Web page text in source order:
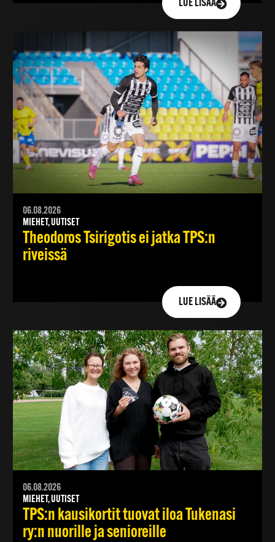
LUE LISÄÄ
06.08.2026
MIEHET, UUTISET
Theodoros Tsirigotis ei jatka TPS:n
riveissä
LUE LISÄÄ
06.08.2026
MIEHET, UUTISET
TPS:n kausikortit tuovat iloa Tukenasi
ry:n nuorille ja senioreille